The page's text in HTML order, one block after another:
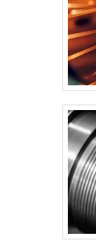
USB –
condições
mesa
oferece
elevatórias
reforma de
qualificações
resultado
são
Máquinas que
outra vez.
qualidade,